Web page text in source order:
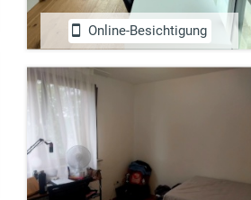
Online-Besichtigung